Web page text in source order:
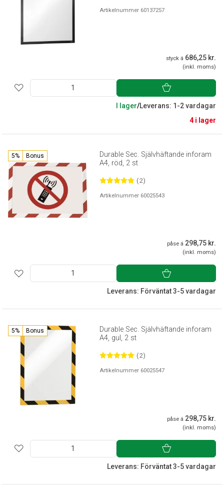
Artikelnummer 60137257
styck á 686,25 kr.
(inkl. moms)
I lager/Leverans: 1-2 vardagar
4 i lager
5% Bonus
Durable Sec. Självhäftande inforam
A4, röd, 2 st
(2)
Artikelnummer 60025543
påse á 298,75 kr.
(inkl. moms)
Leverans: Förväntat 3-5 vardagar
5% Bonus
Durable Sec. Självhäftande inforam
A4, gul, 2 st
(2)
Artikelnummer 60025547
påse á 298,75 kr.
(inkl. moms)
Leverans: Förväntat 3-5 vardagar